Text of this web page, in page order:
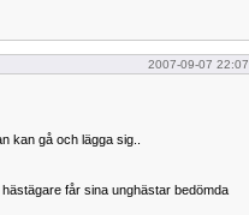
2007-09-07 22:07
kan gå och lägga sig..
får sina unghästar bedömda